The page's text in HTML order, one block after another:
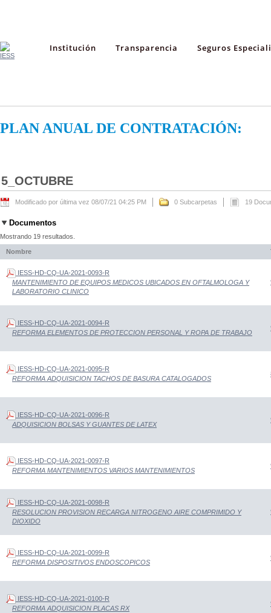
Institución Transparencia Seguros
PLAN ANUAL DE CONTRATACIÓN:
5_OCTUBRE
Modificado por última vez 08/07/21 04:25 PM 0 Subcarpetas 19
Documentos
Mostrando 19 resultados.
Nombre
IESS-HD-CQ-UA-2021-0093-R
MANTENIMIENTO DE EQUIPOS MEDICOS UBICADOS EN OFTALMOLOGA Y
LABORATORIO CLINICO
IESS-HD-CQ-UA-2021-0094-R
REFORMA ELEMENTOS DE PROTECCION PERSONAL Y ROPA DE TRABAJO
IESS-HD-CQ-UA-2021-0095-R
REFORMA ADQUISICION TACHOS DE BASURA CATALOGADOS
IESS-HD-CQ-UA-2021-0096-R
ADQUISICION BOLSAS Y GUANTES DE LATEX
IESS-HD-CQ-UA-2021-0097-R
REFORMA MANTENIMIENTOS VARIOS MANTENIMIENTOS
IESS-HD-CQ-UA-2021-0098-R
RESOLUCION PROVISION RECARGA NITROGENO AIRE COMPRIMIDO Y
DIOXIDO
IESS-HD-CQ-UA-2021-0099-R
REFORMA DISPOSITIVOS ENDOSCOPICOS
IESS-HD-CQ-UA-2021-0100-R
REFORMA ADQUISICION PLACAS RX